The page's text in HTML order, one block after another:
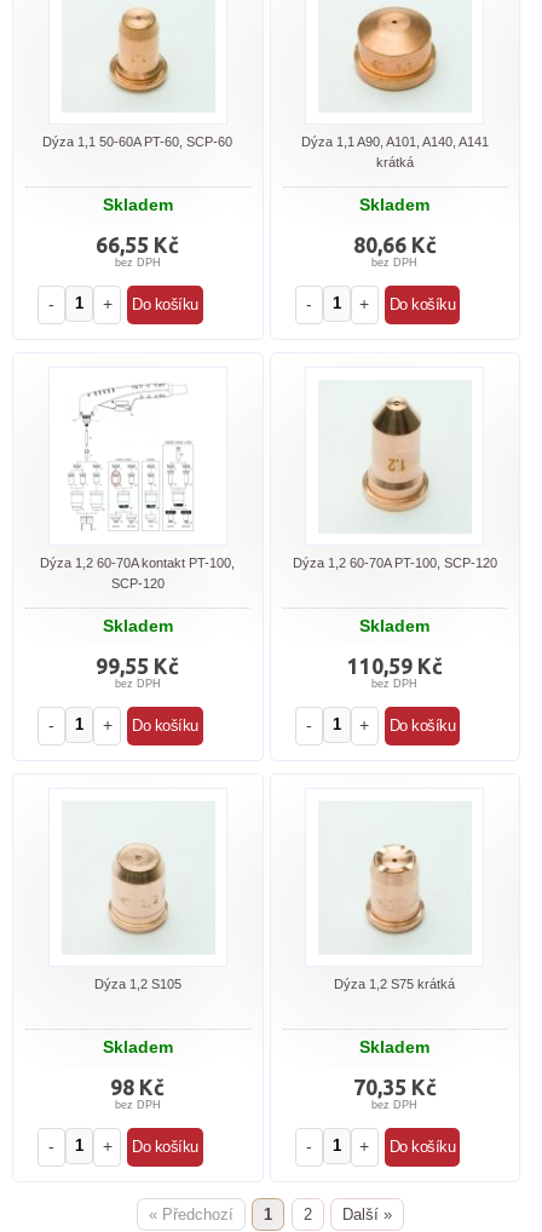
Dýza 1,1 50-60A PT-60, SCP-60
Skladem
66,55 Kč
bez DPH
- +
Dýza 1,1 A90, A101, A140, A141
krátká
Skladem
80,66 Kč
bez DPH
- +
Dýza 1,2 60-70A kontakt PT-100,
SCP-120
Skladem
99,55 Kč
bez DPH
- +
Dýza 1,2 60-70A PT-100, SCP-120
Skladem
110,59 Kč
bez DPH
- +
Dýza 1,2 S105
Skladem
98 Kč
bez DPH
- +
Dýza 1,2 S75 krátká
Skladem
70,35 Kč
bez DPH
- +
« Předchozí 1 2 Další »